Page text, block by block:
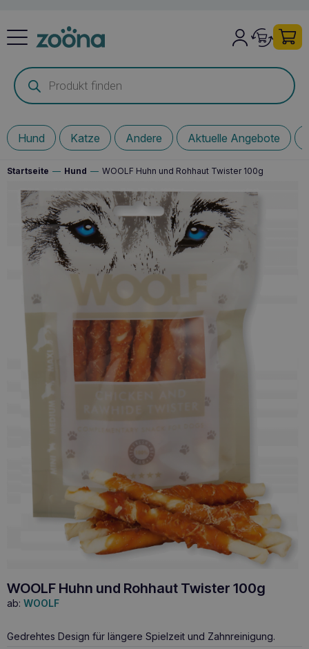
Products
search
Hund Katze Andere Aktuelle Angebote
Startseite — Hund — WOOLF Huhn und Rohhaut Twister 100g
WOOLF Huhn und Rohhaut Twister 100g
ab: WOOLF
Gedrehtes Design für längere Spielzeit und Zahnreinigung.